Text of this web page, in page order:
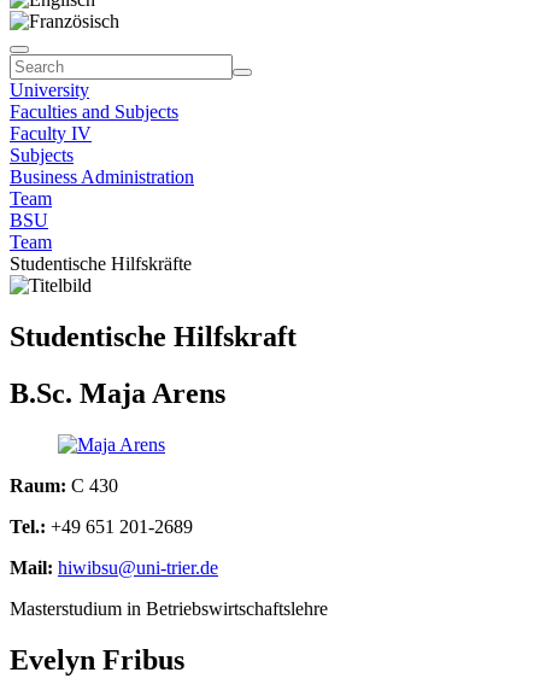
University
Faculties and Subjects
Faculty IV
Subjects
Business Administration
Team
BSU
Team
Studentische Hilfskräfte
Studentische Hilfskraft
B.Sc. Maja Arens
Raum: C 430
Tel.: +49 651 201-2689
Mail: hiwibsu@uni-trier.de
Masterstudium in Betriebswirtschaftslehre
Evelyn Fribus